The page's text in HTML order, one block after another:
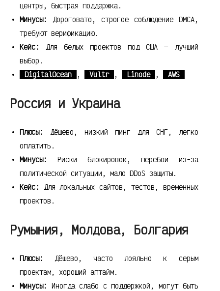
центры, быстрая поддержка.
Минусы:
Дороговато, строгое соблюдение DMCA,
требуют верификацию.
Кейс:
Для белых проектов под США — лучший
выбор.
DigitalOcean
, Vultr , Linode , AWS
Россия и Украина
Плюсы:
Дёшево, низкий пинг для СНГ, легко
оплатить.
Минусы:
Риски блокировок, перебои из-за
политической ситуации, мало DDoS защиты.
Кейс:
Для локальных сайтов, тестов, временных
проектов.
Румыния, Молдова, Болгария
Плюсы:
Дёшево, часто лояльно к серым
проектам, хороший аптайм.
Минусы: Иногда слабо с поддержкой, могут быть